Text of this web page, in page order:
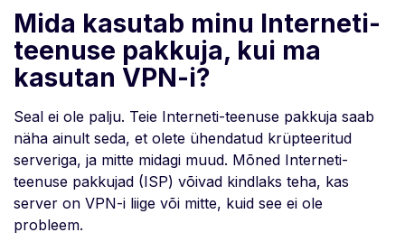
Mida kasutab minu Interneti-
teenuse pakkuja, kui ma
kasutan VPN-i?
Seal ei ole palju. Teie Interneti-teenuse pakkuja saab
näha ainult seda, et olete ühendatud krüpteeritud
serveriga, ja mitte midagi muud. Mõned Interneti-
teenuse pakkujad (ISP) võivad kindlaks teha, kas
server on VPN-i liige või mitte, kuid see ei ole
probleem.